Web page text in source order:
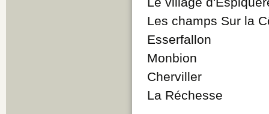
Les champs Sur la
Esserfallon
Monbion
Cherviller
La Réchesse